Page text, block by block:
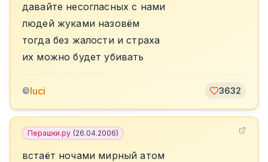
давайте несогласных с нами
людей жуками назовём
тогда без жалости и страха
их можно будет убивать
©luci 3632
Перашки.ру (26.04.2006)
встаёт ночами мирный атом